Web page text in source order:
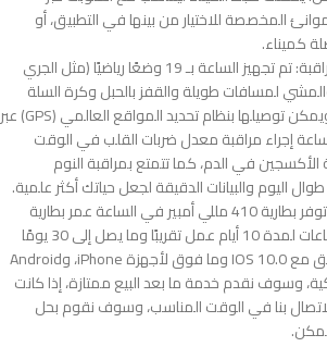
المخصصة للاختيار من بينها في التطبيق، أو
كميناء.
19 وضعًا رياضيًا ووظائف مراقبة: تم تجهيز الساعة بـ 19 وضعًا رياضيًا (مثل الجري
لمسافات طويلة والقفز بالحبل وكرة السلة
وكرة القدم وما إلى ذلك) ويمكن توصيلها بنظام تحديد المواقع العالمي (GPS) عبر
إجراء مراقبة معدل ضربات القلب في الوقت
الأكسجين في الدم، كما تتمتع بمراقبة النوم
اليوم والبيانات الدقيقة لجعل حياتك أكثر علمية.
عمر بطارية طويل وتوافق: توفر بطارية 410 مللي أمبير في الساعة عمر بطارية
طويل، مع شحن لمدة 3 ساعات لمدة 10 أيام عمل تقريبًا وما يصل إلى 30 يومًا
من وقت الاستعداد. متوافق مع IOS 10.0 وما فوق لأجهزة iPhone، وAndroid
وسوف نقدم خدمة ما بعد البيع ممتازة، إذا كانت
بنا في الوقت المناسب، وسوف نقوم بحل